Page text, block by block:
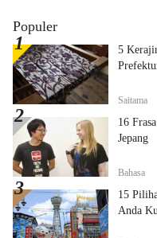
Populer
5
Saitama
16
Jepang
Bahasa
15
Anda